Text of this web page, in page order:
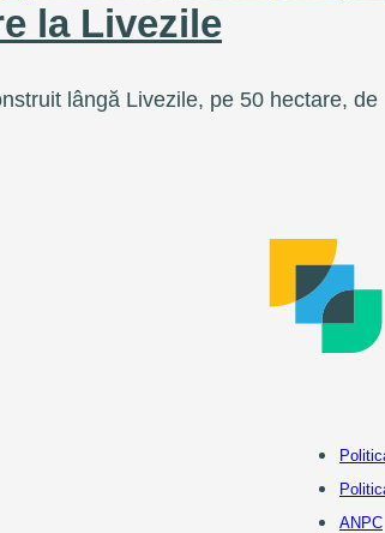
la Livezile
lângă Livezile, pe 50 hectare, de
ANPC